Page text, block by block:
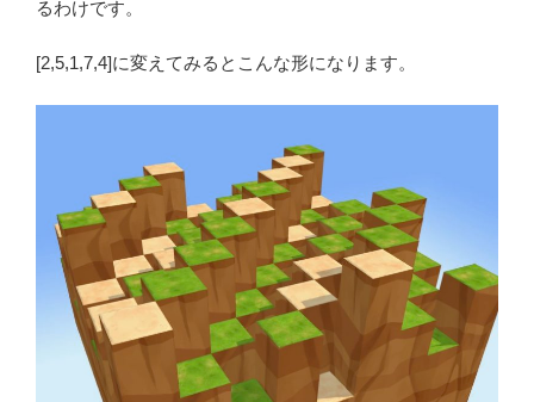
るわけです。
[2,5,1,7,4]に変えてみるとこんな形になります。